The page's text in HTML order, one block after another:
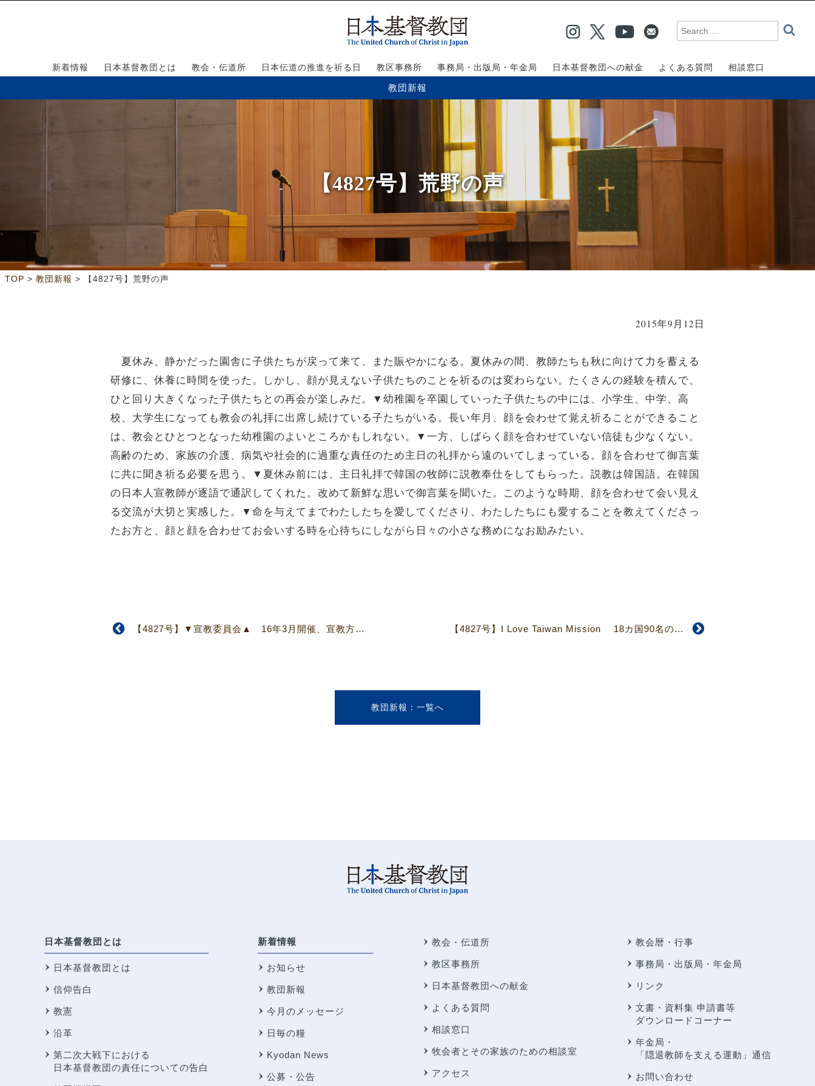
新着情報 日本基督教団とは 教会・伝道所 日本伝道の推進を祈る日 教区事務所 事務局・出版局・年金局 日本基督教団への献金 よくある質問 相談窓口
教団新報
【4827号】荒野の声
TOP > 教団新報 > 【4827号】荒野の声
2015年9月12日
夏休み、静かだった園舎に子供たちが戻って来て、また賑やかになる。夏休みの間、教師たちも秋に向けて力を蓄える
研修に、休養に時間を使った。しかし、顔が見えない子供たちのことを祈るのは変わらない。たくさんの経験を積んで、
ひと回り大きくなった子供たちとの再会が楽しみだ。▼幼稚園を卒園していった子供たちの中には、小学生、中学、高
校、大学生になっても教会の礼拝に出席し続けている子たちがいる。長い年月、顔を会わせて覚え祈ることができること
は、教会とひとつとなった幼稚園のよいところかもしれない。▼一方、しばらく顔を合わせていない信徒も少なくない。
高齢のため、家族の介護、病気や社会的に過重な責任のため主日の礼拝から遠のいてしまっている。顔を合わせて御言葉
に共に聞き祈る必要を思う。▼夏休み前には、主日礼拝で韓国の牧師に説教奉仕をしてもらった。説教は韓国語。在韓国
の日本人宣教師が逐語で通訳してくれた。改めて新鮮な思いで御言葉を聞いた。このような時期、顔を合わせて会い見え
る交流が大切と実感した。▼命を与えてまでわたしたちを愛してくださり、わたしたちにも愛することを教えてくださっ
たお方と、顔と顔を合わせてお会いする時を心待ちにしながら日々の小さな務めになお励みたい。
【4827号】▼宣教委員会▲ 16年3月開催、宣教方策会議について検討 【4827号】I Love Taiwan Mission 18カ国90名の海外青年が 台湾青年と共に
教団新報
日本基督教団とは
日本基督教団とは
信仰告白
教憲
沿革
第二次大戦下における
日本基督教団の責任についての告白
新着情報
お知らせ
教団新報
今月のメッセージ
日毎の糧
Kyodan News
公募・公告
教会・伝道所
教区事務所
日本基督教団への献金
よくある質問
相談窓口
牧会者とその家族のための相談室
アクセス
教会暦・行事
事務局・出版局・年金局
リンク
文書・資料集 申請書等
ダウンロードコーナー
年金局・
「隠退教師を支える運動」通信
お問い合わせ